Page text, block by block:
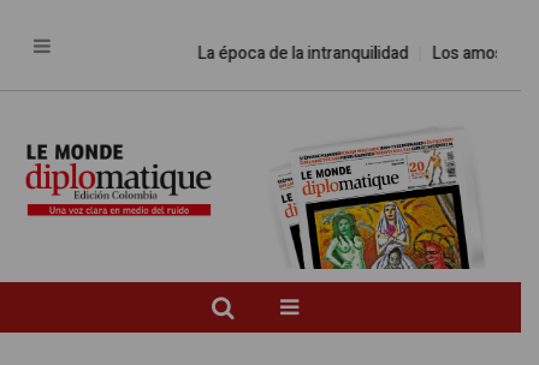
La época de la intranquilidad Los amos del